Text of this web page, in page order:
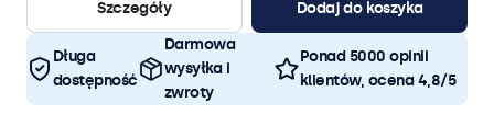
Szczegóły Dodaj do koszyka
Długa
dostępność
Darmowa
wysyłka i
zwroty
Ponad 5000 opinii
klientów, ocena 4,8/5